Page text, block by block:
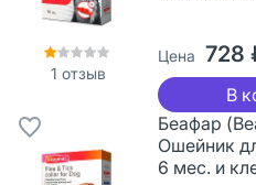
1 отзыв
Цена 728
В
Беафар
Ошейник
6 мес. и